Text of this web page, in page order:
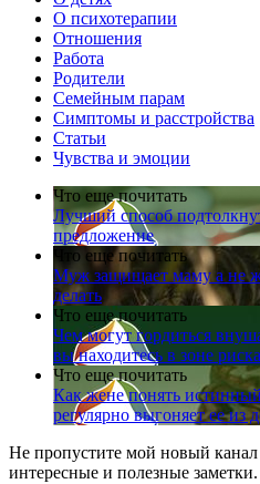
О психотерапии
Отношения
Работа
Родители
Семейным парам
Симптомы и расстройства
Статьи
Чувства и эмоции
Что еще почитать
Лучший способ
предложение
Что еще почитать
Муж защищает маму а не
делать
Что еще почитать
Чем могут гордиться
вы находитесь в зоне риска
Что еще почитать
Как жене понять
регулярно выгоняет ее из
Не пропустите мой новый
интересные и полезные заметки.